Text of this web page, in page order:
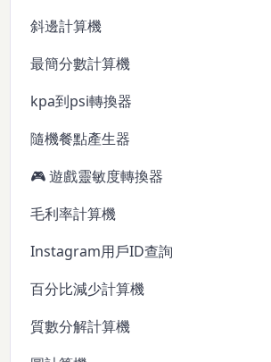
斜邊計算機
最簡分數計算機
kpa到psi轉換器
隨機餐點產生器
🎮 遊戲靈敏度轉換器
毛利率計算機
Instagram用戶ID查詢
百分比減少計算機
質數分解計算機